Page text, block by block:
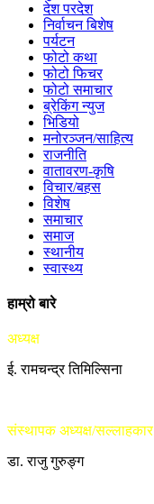
देश परदेश
निर्वाचन बिशेष
पर्यटन
फोटो कथा
फोटो फिचर
फोटो समाचार
ब्रेकिंग न्युज
भिडियो
मनोरञ्जन/साहित्य
राजनीति
वातावरण-कृषि
विचार/बहस
विशेष
समाचार
समाज
स्थानीय
स्वास्थ्य
हाम्रो बारे
अध्यक्ष
ई. रामचन्द्र तिमिल्सिना
संस्थापक अध्यक्ष/सल्लाहकार
डा. राजु गुरुङ्ग